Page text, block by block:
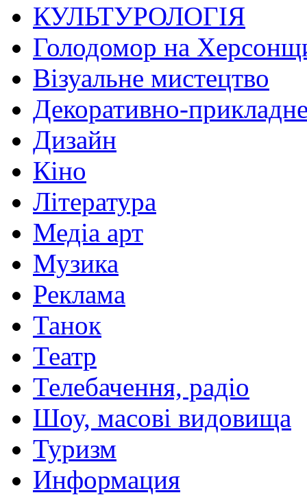
КУЛЬТУРОЛОГІЯ
Голодомор на
Візуальне мистецтво
Декоративно-
Дизайн
Кіно
Література
Медіа арт
Музика
Реклама
Танок
Театр
Телебачення, радіо
Шоу, масові видовища
Туризм
Информация